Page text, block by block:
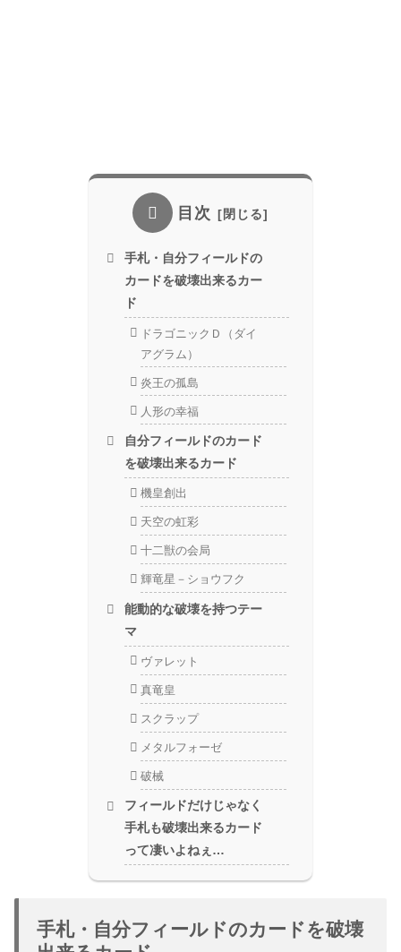
目次
手札・自分フィールドの
カードを破壊出来るカー
ド
ドラゴニックＤ（ダイ
アグラム）
炎王の孤島
人形の幸福
自分フィールドのカード
を破壊出来るカード
機皇創出
天空の虹彩
十二獣の会局
輝竜星－ショウフク
能動的な破壊を持つテー
マ
ヴァレット
真竜皇
スクラップ
メタルフォーゼ
破械
フィールドだけじゃなく
手札も破壊出来るカード
って凄いよねぇ…
手札・自分フィールドのカードを破壊